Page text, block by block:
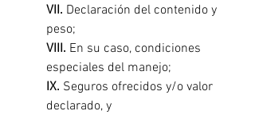
VII. Declaración del contenido y
peso;
VIII. En su caso, condiciones
especiales del manejo;
IX. Seguros ofrecidos y/o valor
declarado, y